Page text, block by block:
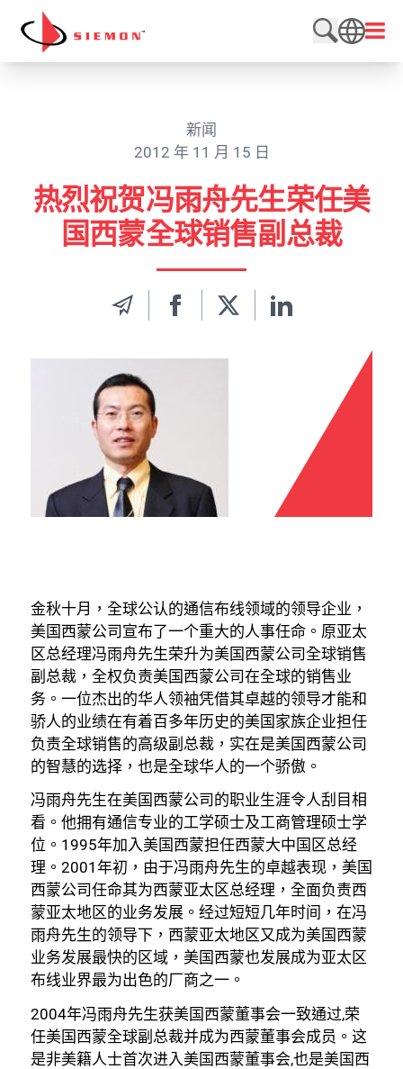
跳至内容
搜索网站
打开
SEARCH
新闻
2012 年 11 月 15 日
热烈祝贺冯雨舟先生荣任美
国西蒙全球销售副总裁
金秋十月，全球公认的通信布线领域的领导企业，
美国西蒙公司宣布了一个重大的人事任命。原亚太
区总经理冯雨舟先生荣升为美国西蒙公司全球销售
副总裁，全权负责美国西蒙公司在全球的销售业
务。一位杰出的华人领袖凭借其卓越的领导才能和
骄人的业绩在有着百多年历史的美国家族企业担任
负责全球销售的高级副总裁，实在是美国西蒙公司
的智慧的选择，也是全球华人的一个骄傲。
冯雨舟先生在美国西蒙公司的职业生涯令人刮目相
看。他拥有通信专业的工学硕士及工商管理硕士学
位。1995年加入美国西蒙担任西蒙大中国区总经
理。2001年初，由于冯雨舟先生的卓越表现，美国
西蒙公司任命其为西蒙亚太区总经理，全面负责西
蒙亚太地区的业务发展。经过短短几年时间，在冯
雨舟先生的领导下，西蒙亚太地区又成为美国西蒙
业务发展最快的区域，美国西蒙也发展成为亚太区
布线业界最为出色的厂商之一。
2004年冯雨舟先生获美国西蒙董事会一致通过,荣
任美国西蒙全球副总裁并成为西蒙董事会成员。这
是非美籍人士首次进入美国西蒙董事会,也是美国西